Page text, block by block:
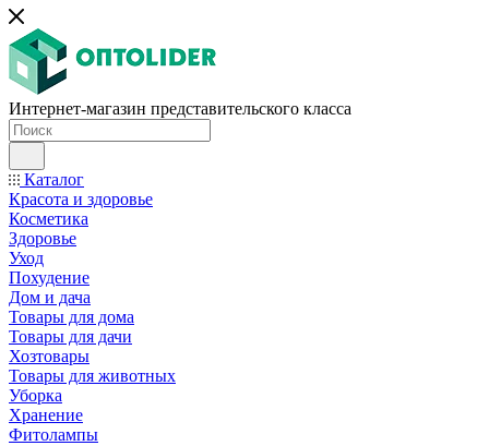
Интернет-магазин представительского класса
Каталог
Красота и здоровье
Косметика
Здоровье
Уход
Похудение
Дом и дача
Товары для дома
Товары для дачи
Хозтовары
Товары для животных
Уборка
Хранение
Фитолампы